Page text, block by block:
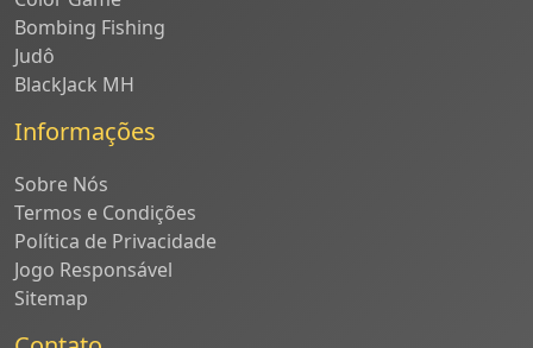
Bombing Fishing
Judô
BlackJack MH
Informações
Sobre Nós
Termos e Condições
Política de Privacidade
Jogo Responsável
Sitemap